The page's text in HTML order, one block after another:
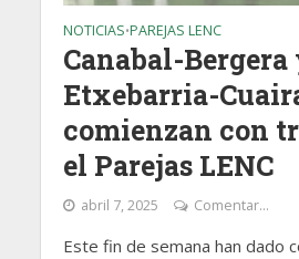
NOTICIAS•PAREJAS LENC
Canabal-Bergera
Etxebarria-
comienzan con
el Parejas LENC
abril 7, 2025 Comentar...
Este fin de semana han dado